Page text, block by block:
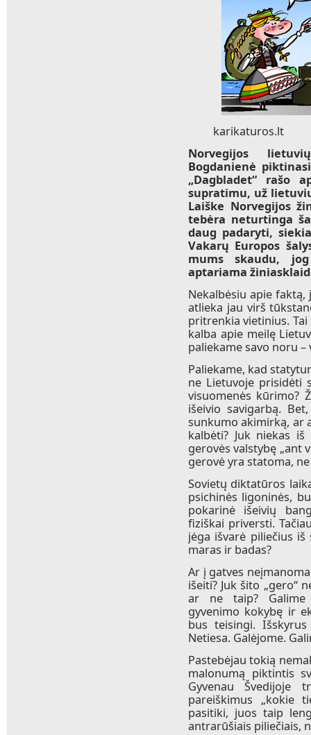
karikaturos.lt
Norvegijos
Bogdanienė
„Dagbladet“ rašo
supratimu, už
Laiške Norvegijos
tebėra neturtinga
daug padaryti,
Vakarų Europos
mums skaudu,
aptariama
Nekalbėsiu apie
atlieka jau virš
pritrenkia vietinius.
kalba apie meilę
paliekame savo noru –
Paliekame, kad
ne Lietuvoje prisidėti
visuomenės kūrimo?
išeivio savigarbą.
sunkumo akimirką, ar
kalbėti? Juk niekas
gerovės valstybę „ant
gerovė yra statoma,
Sovietų diktatūros
psichinės ligoninės,
pokarinė išeivių
fiziškai priversti.
jėga išvarė piliečius
maras ir badas?
Ar į gatves
išeiti? Juk šito „gero“
ar ne taip? Galime
gyvenimo kokybę ir
bus teisingi.
Netiesa. Galėjome.
Pastebėjau tokią
malonumą piktintis
Gyvenau Švedijoje
pareiškimus „kokie
pasitiki, juos taip
antrarūšiais piliečiais,